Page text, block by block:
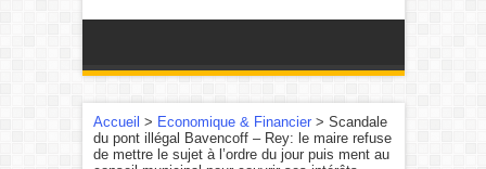
Accueil > Economique & Financier> Scandale
du pont illégal Bavencoff – Rey: le maire refuse
de mettre le sujet à l’ordre du jour puis ment au